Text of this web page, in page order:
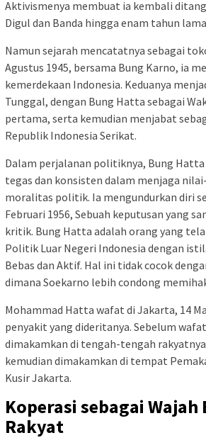
Aktivismenya membuat ia kembali
Digul dan Banda hingga enam tahun
Namun sejarah mencatatnya sebagai
Agustus 1945, bersama Bung Karno, ia
kemerdekaan Indonesia. Keduanya
Tunggal, dengan Bung Hatta sebagai
pertama, serta kemudian menjabat
Republik Indonesia Serikat.
Dalam perjalanan politiknya, Bung
tegas dan konsisten dalam menjaga
moralitas politik. Ia mengundurkan diri
Februari 1956, Sebuah keputusan yang
kritik. Bung Hatta adalah orang yang
Politik Luar Negeri Indonesia dengan
Bebas dan Aktif. Hal ini tidak cocok
dimana Soekarno lebih condong
Mohammad Hatta wafat di Jakarta, 14
penyakit yang dideritanya. Sebelum
dimakamkan di tengah-tengah
kemudian dimakamkan di tempat
Kusir Jakarta.
Koperasi sebagai Wajah
Rakyat